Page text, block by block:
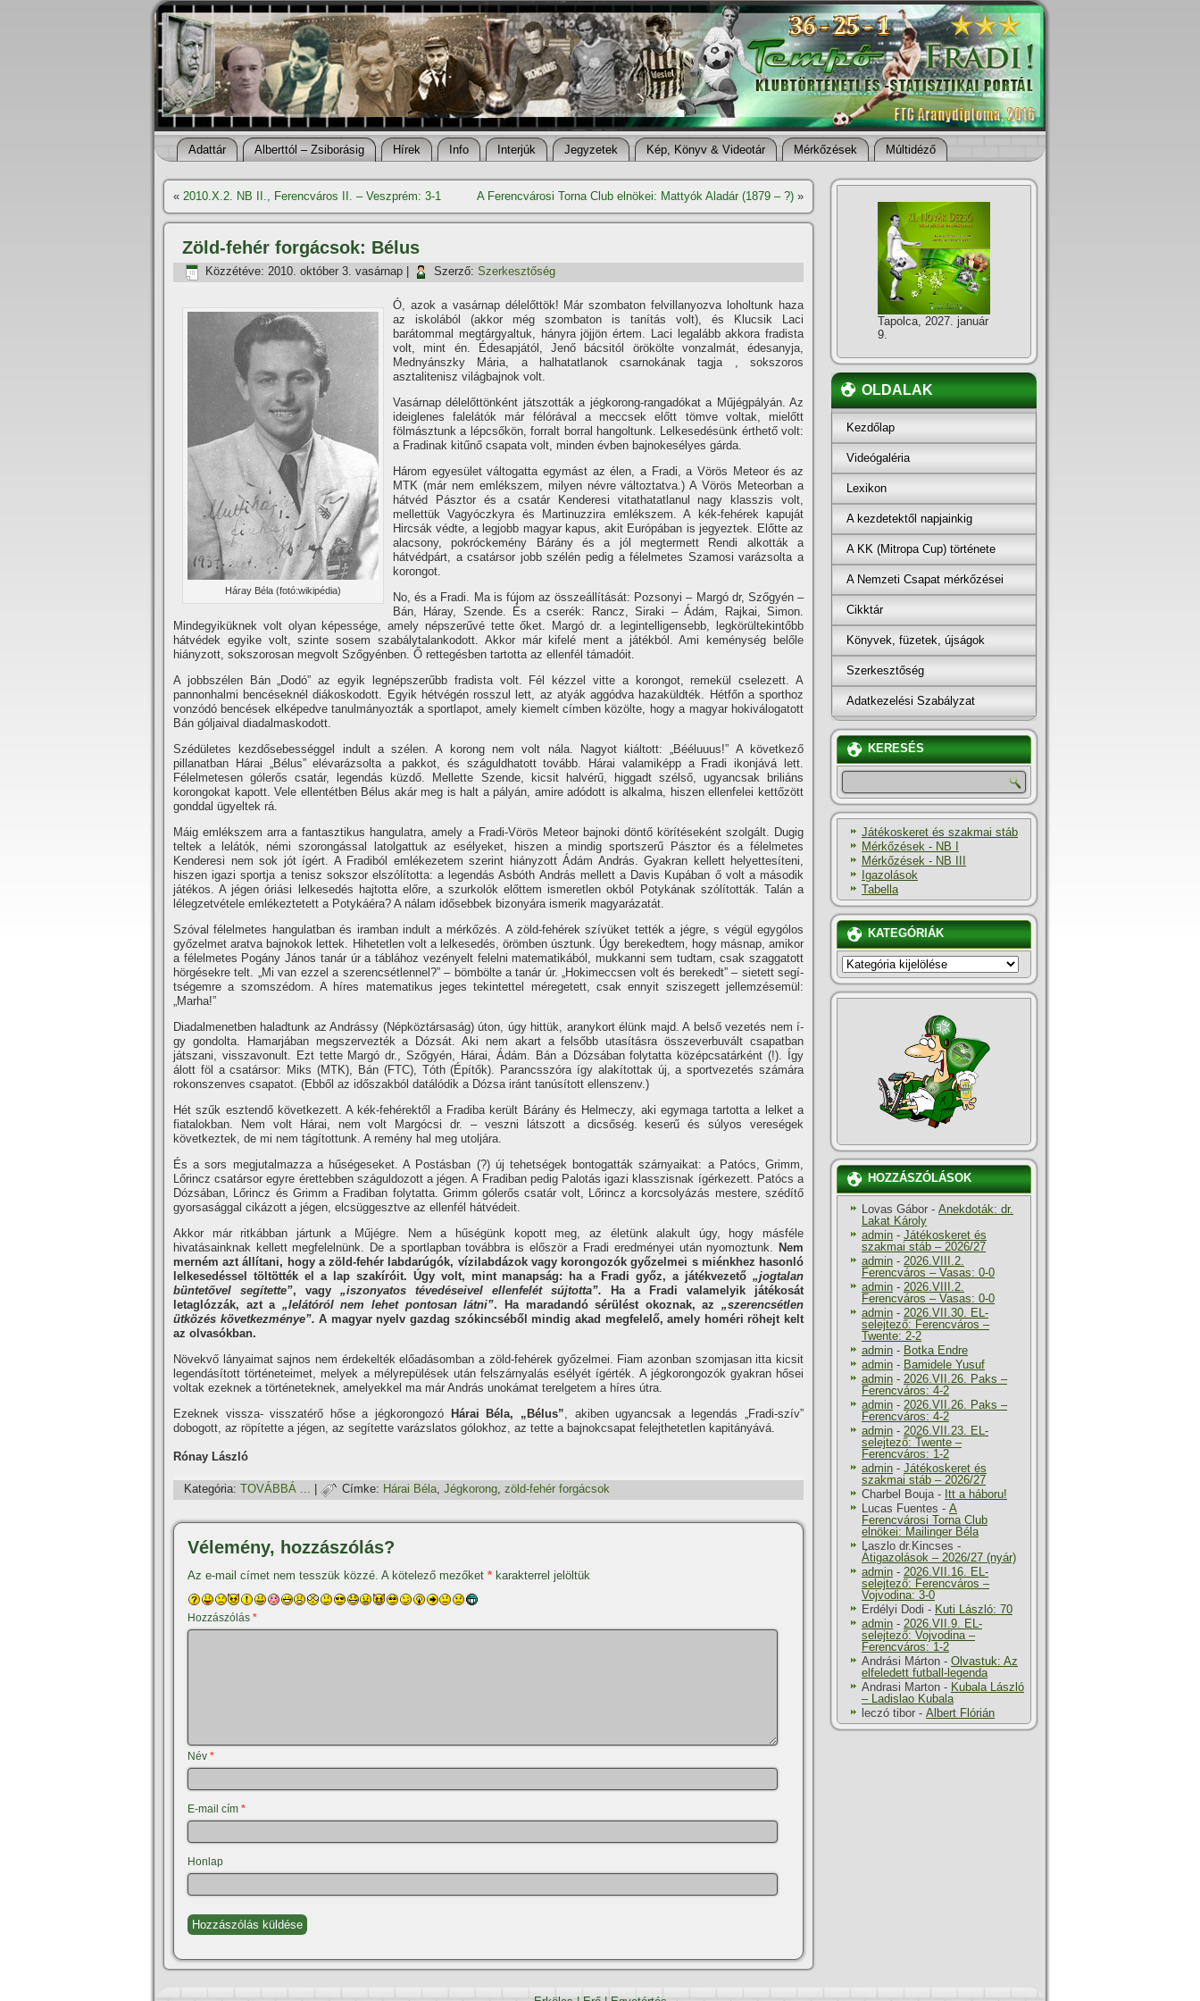
Adattár Alberttól – Zsiborásig Hí­rek Info Interjúk Jegyzetek Kép, Könyv & Videotár Mérkőzések Múltidéző
« 2010.X.2. NB II., Ferencváros II. – Veszprém: 3-1 A Ferencvárosi Torna Club elnökei: Mattyók Aladár (1879 – ?) »
Zöld-fehér forgácsok: Bélus
Közzétéve: 2010. október 3. vasárnap Szerző: Szerkesztőség
Háray Béla (fotó:wikipédia)
Ó, azok a vasárnap délelőttök! Már szombaton felvillanyozva loholtunk haza
az iskolából (akkor még szombaton is taní­tás volt), és Klucsik Laci
barátommal megtárgyaltuk, hányra jöjjön értem. Laci legalább akkora fradista
volt, mint én. Édesapjától, Jenő bácsitól örökölte vonzalmát, édesanyja,
Mednyánszky Mária, a halhatatlanok csarnokának tagja , sokszoros
asztalitenisz világbajnok volt.
Vasárnap délelőttönként játszották a jégkorong-rangadókat a Műjégpályán. Az
ideiglenes falelátók már félórával a meccsek előtt tömve voltak, mielőtt
fölmásztunk a lépcsőkön, forralt borral hangoltunk. Lelkesedésünk érthető volt:
a Fradinak kitűnő csapata volt, minden évben bajnokesélyes gárda.
Három egyesület váltogatta egymást az élen, a Fradi, a Vörös Meteor és az
MTK (már nem emlékszem, milyen névre változtatva.) A Vörös Meteorban a
hátvéd Pásztor és a csatár Kenderesi vitathatatlanul nagy klasszis volt,
mellettük Vagyóczkyra és Martinuzzira emlékszem. A kék-fehérek kapuját
Hircsák védte, a legjobb magyar kapus, akit Európában is jegyeztek. Előtte az
alacsony, pokróckemény Bárány és a jól megtermett Rendi alkották a
hátvédpárt, a csatársor jobb szélén pedig a félelmetes Szamosi varázsolta a
korongot.
No, és a Fradi. Ma is fújom az összeállí­tását: Pozsonyi – Margó dr, Szőgyén –
Bán, Háray, Szende. És a cserék: Rancz, Siraki – Ádám, Rajkai, Simon.
Mindegyiküknek volt olyan képessége, amely népszerűvé tette őket. Margó dr. a legintelligensebb, legkörültekintőbb
hátvédek egyike volt, szinte sosem szabálytalankodott. Akkor már kifelé ment a játékból. Ami keménység belőle
hiányzott, sokszorosan megvolt Szőgyénben. Ő rettegésben tartotta az ellenfél támadóit.
A jobbszélen Bán „Dodó” az egyik legnépszerűbb fradista volt. Fél kézzel vitte a korongot, remekül cselezett. A
pannonhalmi bencéseknél diákoskodott. Egyik hétvégén rosszul lett, az atyák aggódva hazaküldték. Hétfőn a sporthoz
vonzódó bencések elképedve tanulmányozták a sportlapot, amely kiemelt cí­mben közölte, hogy a magyar hokiválogatott
Bán góljaival diadalmaskodott.
Szédületes kezdősebességgel indult a szélen. A korong nem volt nála. Nagyot kiáltott: „Bééluuus!” A következő
pillanatban Hárai „Bélus” elévarázsolta a pakkot, és száguldhatott tovább. Hárai valamiképp a Fradi ikonjává lett.
Félelmetesen gólerős csatár, legendás küzdő. Mellette Szende, kicsit halvérű, higgadt szélső, ugyancsak briliáns
korongokat kapott. Vele ellentétben Bélus akár meg is halt a pályán, amire adódott is alkalma, hiszen ellenfelei kettőzött
gonddal ügyeltek rá.
Máig emlékszem arra a fantasztikus hangulatra, amely a Fradi-Vörös Meteor bajnoki döntő körí­téseként szolgált. Dugig
teltek a lelátók, némi szorongással latolgattuk az esélyeket, hiszen a mindig sportszerű Pásztor és a félelmetes
Kenderesi nem sok jót í­gért. A Fradiból emlékezetem szerint hiányzott Ádám András. Gyakran kellett helyettesí­teni,
hiszen igazi sportja a tenisz sokszor elszólí­totta: a legendás Asbóth András mellett a Davis Kupában ő volt a második
játékos. A jégen óriási lelkesedés hajtotta előre, a szurkolók előttem ismeretlen okból Potykának szólí­tották. Talán a
lélegzetvétele emlékeztetett a Potykáéra? A nálam idősebbek bizonyára ismerik magyarázatát.
Szóval félelmetes hangulatban és iramban indult a mérkőzés. A zöld-fehérek szí­vüket tették a jégre, s végül egygólos
győzelmet aratva bajnokok lettek. Hihetetlen volt a lelkesedés, örömben úsztunk. Úgy berekedtem, hogy másnap, amikor
a félelmetes Pogány János tanár úr a táblához vezényelt felelni matematikából, mukkanni sem tudtam, csak szaggatott
hörgésekre telt. „Mi van ezzel a szerencsétlennel?” – bömbölte a tanár úr. „Hokimeccsen volt és berekedt” – sietett segí­
tségemre a szomszédom. A hí­res matematikus jeges tekintettel méregetett, csak ennyit sziszegett jellemzésemül:
„Marha!”
Diadalmenetben haladtunk az Andrássy (Népköztársaság) úton, úgy hittük, aranykort élünk majd. A belső vezetés nem í­
gy gondolta. Hamarjában megszervezték a Dózsát. Aki nem akart a felsőbb utasí­tásra összeverbuvált csapatban
játszani, visszavonult. Ezt tette Margó dr., Szőgyén, Hárai, Ádám. Bán a Dózsában folytatta középcsatárként (!). Így
álott föl a csatársor: Miks (MTK), Bán (FTC), Tóth (Épí­tők). Parancsszóra í­gy alakí­tottak új, a sportvezetés számára
rokonszenves csapatot. (Ebből az időszakból datálódik a Dózsa iránt tanúsí­tott ellenszenv.)
Hét szűk esztendő következett. A kék-fehérektől a Fradiba került Bárány és Helmeczy, aki egymaga tartotta a lelket a
fiatalokban. Nem volt Hárai, nem volt Margócsi dr. – veszni látszott a dicsőség. keserű és súlyos vereségek
következtek, de mi nem tágí­tottunk. A remény hal meg utoljára.
És a sors megjutalmazza a hűségeseket. A Postásban (?) új tehetségek bontogatták szárnyaikat: a Patócs, Grimm,
Lőrincz csatársor egyre érettebben száguldozott a jégen. A Fradiban pedig Palotás igazi klasszisnak í­gérkezett. Patócs a
Dózsában, Lőrincz és Grimm a Fradiban folytatta. Grimm gólerős csatár volt, Lőrincz a korcsolyázás mestere, szédí­tő
gyorsasággal cikázott a jégen, elcsüggesztve az ellenfél hátvédeit.
Akkor már ritkábban jártunk a Műjégre. Nem a hűségünk kopott meg, az életünk alakult úgy, hogy másféle
hivatásainknak kellett megfelelnünk. De a sportlapban továbbra is először a Fradi eredményei után nyomoztunk. Nem
merném azt állí­tani, hogy a zöld-fehér labdarúgók, ví­zilabdázok vagy korongozók győzelmei s miénkhez hasonló
lelkesedéssel töltötték el a lap szakí­róit. Úgy volt, mint manapság: ha a Fradi győz, a játékvezető „jogtalan
büntetővel segí­tette”, vagy „iszonyatos tévedéseivel ellenfelét sújtotta”. Ha a Fradi valamelyik játékosát
letaglózzák, azt a „lelátóról nem lehet pontosan látni”. Ha maradandó sérülést okoznak, az „szerencsétlen
ütközés következménye”. A magyar nyelv gazdag szókincséből mindig akad megfelelő, amely homéri röhejt kelt
az olvasókban.
Növekvő lányaimat sajnos nem érdekelték előadásomban a zöld-fehérek győzelmei. Fiam azonban szomjasan itta kicsit
legendásí­tott történeteimet, melyek a mélyrepülések után felszárnyalás esélyét í­gérték. A jégkorongozók gyakran hősei
voltak ezeknek a történeteknek, amelyekkel ma már András unokámat terelgetem a hí­res útra.
Ezeknek vissza- visszatérő hőse a jégkorongozó
Hárai Béla, „Bélus”, akiben ugyancsak a legendás „Fradi-szí­v”
dobogott, az röpí­tette a jégen, az segí­tette varázslatos gólokhoz, az tette a bajnokcsapat felejthetetlen kapitányává.
Rónay László
Kategória: TOVÁBBÁ ... Címke: Hárai Béla, Jégkorong, zöld-fehér forgácsok
Vélemény, hozzászólás?
Az e-mail címet nem tesszük közzé. A kötelező mezőket * karakterrel jelöltük
Hozzászólás *
Név *
E-mail cím *
Honlap
Tapolca, 2027. január
9.
OLDALAK
Kezdőlap
Videógaléria
Lexikon
A kezdetektől napjainkig
A KK (Mitropa Cup) története
A Nemzeti Csapat mérkőzései
Cikktár
Könyvek, füzetek, újságok
Szerkesztőség
Adatkezelési Szabályzat
KERESÉS
Játékoskeret és szakmai stáb
Mérkőzések - NB I
Mérkőzések - NB III
Igazolások
Tabella
KATEGÓRIÁK
KATEGÓRIÁK
HOZZÁSZÓLÁSOK
Lovas Gábor - Anekdoták: dr.
Lakat Károly
admin - Játékoskeret és
szakmai stáb – 2026/27
admin - 2026.VIII.2.
Ferencváros – Vasas: 0-0
admin - 2026.VIII.2.
Ferencváros – Vasas: 0-0
admin - 2026.VII.30. EL-
selejtező: Ferencváros –
Twente: 2-2
admin - Botka Endre
admin - Bamidele Yusuf
admin - 2026.VII.26. Paks –
Ferencváros: 4-2
admin - 2026.VII.26. Paks –
Ferencváros: 4-2
admin - 2026.VII.23. EL-
selejtező: Twente –
Ferencváros: 1-2
admin - Játékoskeret és
szakmai stáb – 2026/27
Charbel Bouja- Itt a háboru!
Lucas Fuentes - A
Ferencvárosi Torna Club
elnökei: Mailinger Béla
Laszlo dr.Kincses -
Átigazolások – 2026/27 (nyár)
admin - 2026.VII.16. EL-
selejtező: Ferencváros –
Vojvodina: 3-0
Erdélyi Dodi - Kuti László: 70
admin - 2026.VII.9. EL-
selejtező: Vojvodina –
Ferencváros: 1-2
Andrási Márton - Olvastuk: Az
elfeledett futball-legenda
Andrasi Marton - Kubala László
– Ladislao Kubala
leczó tibor - Albert Flórián